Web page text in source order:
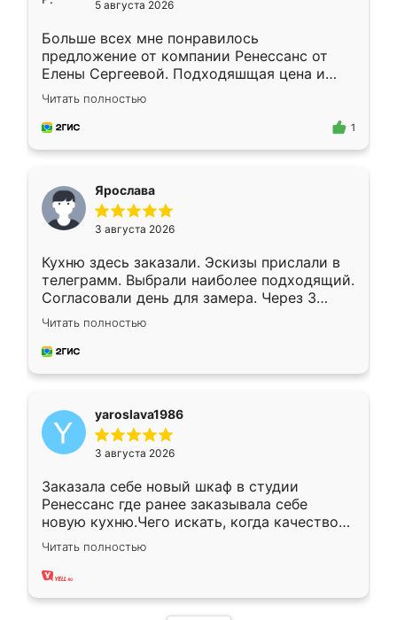
5 августа 2026
Больше всех мне понравилось
предложение от компании Ренессанс от
Елены Сергеевой. Подходяшщая цена и
короткие сроки изготовления. Приехавший
для замера сотрудник Владислав
предложил по моему эскизу самый
Читать полностью
1
Ярослава
3 августа 2026
Кухню здесь заказали. Эскизы прислали в
телеграмм. Выбрали наиболее подходящий.
Согласовали день для замера. Через 3
недели кухня была уже готова. Остались
довольны работой. Спасибо Ренессанс
мебель за качественную работу!
Читать полностью
yaroslava1986
3 августа 2026
Заказала себе новый шкаф в студии
Ренессанс где ранее заказывала себе
новую кухню.Чего искать, когда качеством
вполне довольна. Служит кухня уже почти
два года, нареканий нет.
Читать полностью